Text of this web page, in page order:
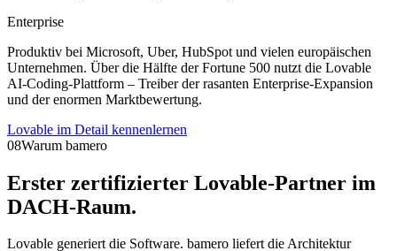
Enterprise
Produktiv bei Microsoft, Uber, HubSpot und vielen europäischen
Unternehmen. Über die Hälfte der Fortune 500 nutzt die Lovable
AI-Coding-Plattform – Treiber der rasanten Enterprise-Expansion
und der enormen Marktbewertung.
Lovable im Detail kennenlernen
08Warum bamero
Erster zertifizierter Lovable-Partner im
DACH-Raum.
Lovable generiert die Software. bamero liefert die Architektur